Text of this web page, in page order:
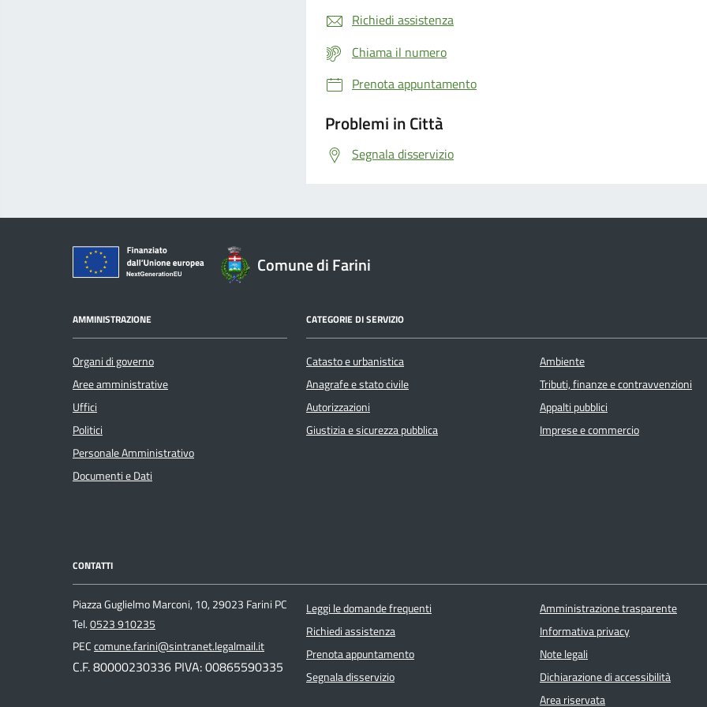
Richiedi assistenza
Chiama il numero
Prenota appuntamento
Problemi in Città
Segnala disservizio
Comune di Farini
AMMINISTRAZIONE
Organi di governo
Aree amministrative
Uffici
Politici
Personale Amministrativo
Documenti e Dati
CATEGORIE DI SERVIZIO
Catasto e urbanistica
Anagrafe e stato civile
Autorizzazioni
Giustizia e sicurezza pubblica
Ambiente
Tributi, finanze e contravvenzioni
Appalti pubblici
Imprese e commercio
CONTATTI
Piazza Guglielmo Marconi, 10, 29023 Farini PC
Tel.0523 910235
PECcomune.farini@sintranet.legalmail.it
C.F. 80000230336 PIVA: 00865590335
Leggi le domande frequenti
Richiedi assistenza
Prenota appuntamento
Segnala disservizio
Amministrazione trasparente
Informativa privacy
Note legali
Dichiarazione di accessibilità
Area riservata